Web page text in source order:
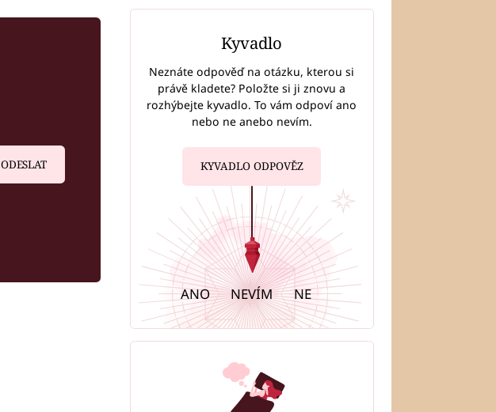
ODESLAT
Kyvadlo
Neznáte odpověď na otázku, kterou si
právě kladete? Položte si ji znovu a
rozhýbejte kyvadlo. To vám odpoví ano
nebo ne anebo nevím.
KYVADLO ODPOVĚZ
ANO NEVÍM NE